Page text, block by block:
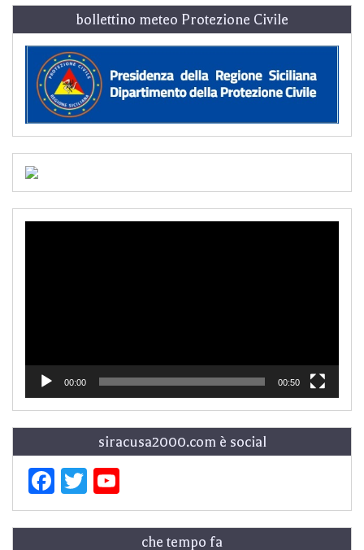
bollettino meteo Protezione Civile
00:00 00:50
siracusa2000.com è social
Facebook
Twitter
che tempo fa